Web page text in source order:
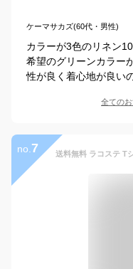
ケーマサカズ(60代・男性)
カラーが3色のリネン
希望のグリーンカラー
性が良く着心地が良い
全ての
no. 7